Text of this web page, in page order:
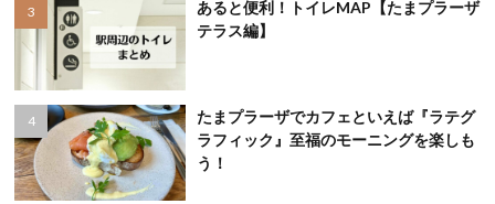
あると便利！トイレMAP【たまプラーザ
テラス編】
たまプラーザでカフェといえば『ラテグ
ラフィック』至福のモーニングを楽しも
う！